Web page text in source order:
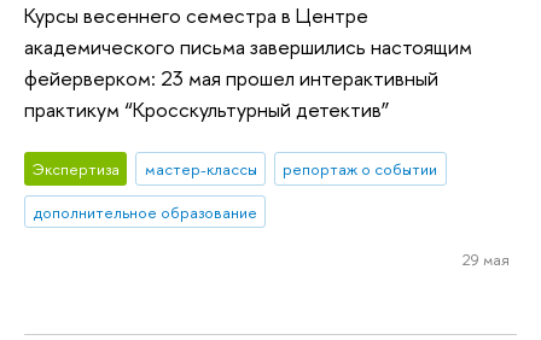
Курсы весеннего семестра в Центре
академического письма завершились настоящим
фейерверком: 23 мая прошел интерактивный
практикум “Кросскультурный детектив”
Экспертиза мастер-классы
репортаж о событии
дополнительное образование
29 мая